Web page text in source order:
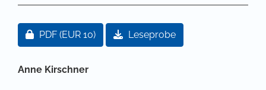
Artikel-Sidebar
Zugang für Abonnent/innen oder durch Zahlung
PDF (EUR 10) Leseprobe
Hauptsächlicher Artikelinhalt
Anne Kirschner